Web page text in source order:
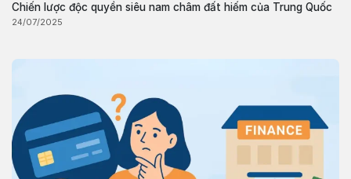
Chiến lược độc quyền siêu nam châm đất hiếm của Trung Quốc
24/07/2025